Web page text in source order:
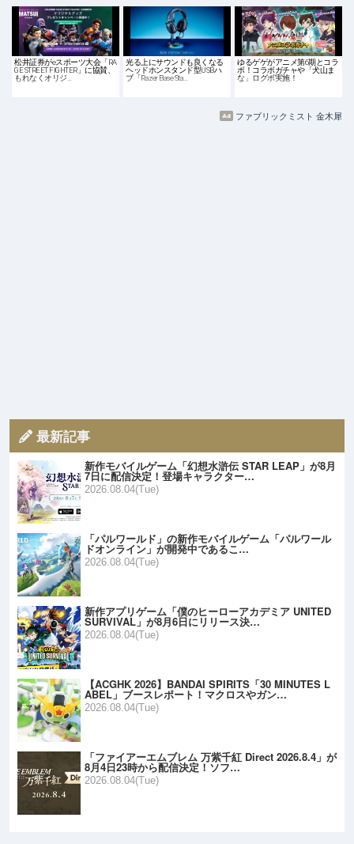
松井証券がeスポーツ大会「RA
GE STREET FIGHTER」に協賛、
もれなくオリジ…
光る上にサウンドも良くなる
ヘッドホンスタンド型USBハ
ブ「Razer Base Sta…
ゆるゲゲがアニメ第6期とコラ
ボ！コラボガチャや「犬山ま
な」ログボ実施！
ファブリックミスト 金木犀
最新記事
新作モバイルゲーム「幻想水滸伝 STAR LEAP」が8月
7日に配信決定！登場キャラクター…
2026.08.04(Tue)
「パルワールド」の新作モバイルゲーム「パルワール
ドオンライン」が開発中であるこ…
2026.08.04(Tue)
新作アプリゲーム「僕のヒーローアカデミア UNITED
SURVIVAL」が8月6日にリリース決…
2026.08.04(Tue)
【ACGHK 2026】BANDAI SPIRITS「30 MINUTES L
ABEL」ブースレポート！マクロスやガン…
2026.08.04(Tue)
「ファイアーエムブレム 万紫千紅 Direct 2026.8.4」が
8月4日23時から配信決定！ソフ…
2026.08.04(Tue)